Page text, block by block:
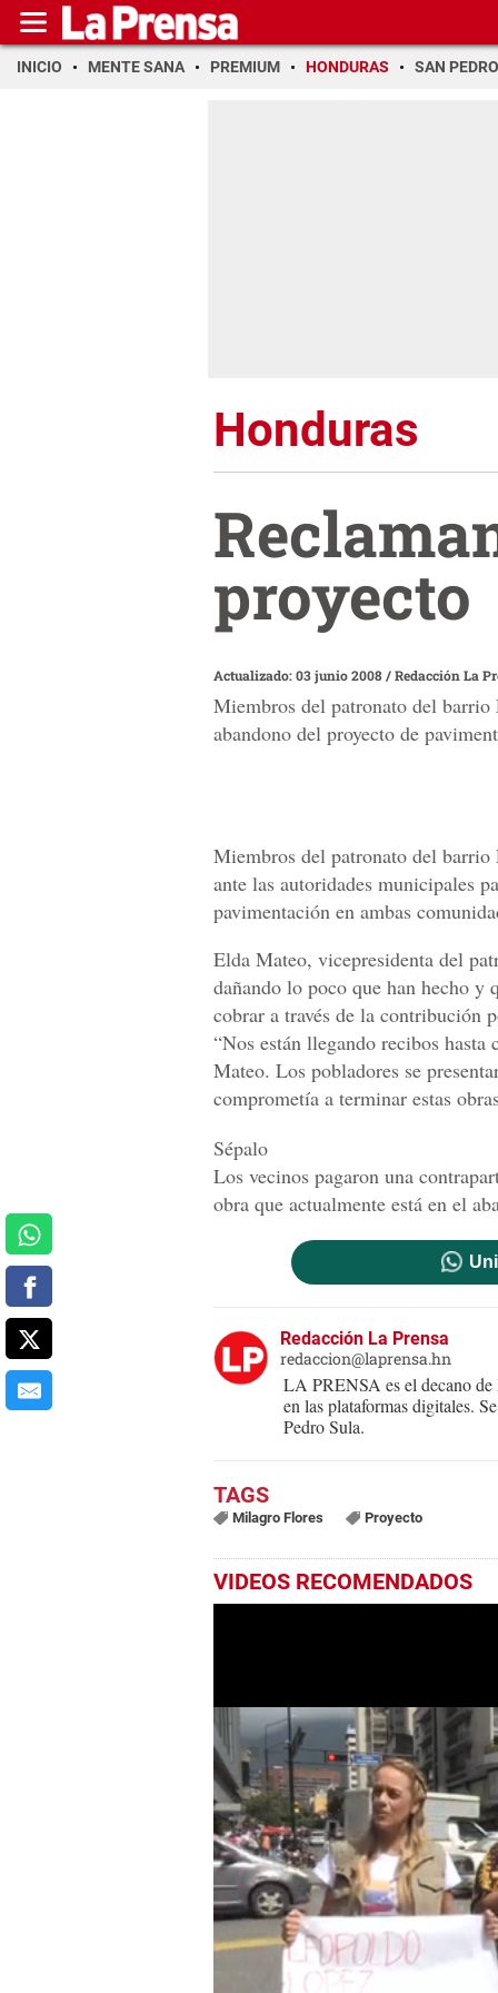
INICIO MENTE SANA PREMIUM HONDURAS SAN PEDRO
Honduras
proyecto
Actualizado: 03 junio 2008/Redacción La
Miembros del patronato del barrio
abandono del proyecto de
Miembros del patronato del barrio
ante las autoridades municipales
pavimentación en ambas
Elda Mateo, vicepresidenta del
dañando lo poco que han hecho y
cobrar a través de la contribución
“Nos están llegando recibos
Mateo. Los pobladores se
comprometía a terminar estas
Sépalo
Los vecinos pagaron una
obra que actualmente está en el
Redacción La Prensa
redaccion@laprensa.hn
LA PRENSA es el decano de
en las plataformas digitales.
Pedro Sula.
Milagro Flores Proyecto
VIDEOS RECOMENDADOS